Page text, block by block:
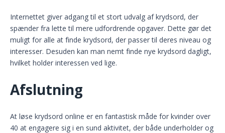
Internettet giver adgang til et stort udvalg af krydsord, der
spænder fra lette til mere udfordrende opgaver. Dette gør det
muligt for alle at finde krydsord, der passer til deres niveau og
interesser. Desuden kan man nemt finde nye krydsord dagligt,
hvilket holder interessen ved lige.
Afslutning
At løse krydsord online er en fantastisk måde for kvinder over
40 at engagere sig i en sund aktivitet, der både underholder og